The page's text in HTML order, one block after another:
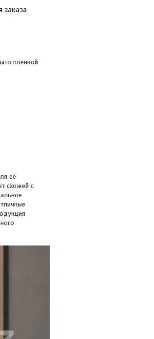
заказа
пленкой
её
схожей с